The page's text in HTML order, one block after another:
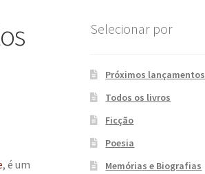
, é um
Selecionar por
Próximos lançamentos
Todos os livros
Ficção
Poesia
Memórias e Biografias